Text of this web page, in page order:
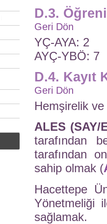
D.3.
Geri Dön
YÇ-AYA: 2
AYÇ-YBÖ: 7
D.4. Kayıt
Geri Dön
Hemşirelik
ALES (SAY/
tarafından
tarafından
sahip olmak (
Hacettepe
Yönetmeliği
sağlamak.